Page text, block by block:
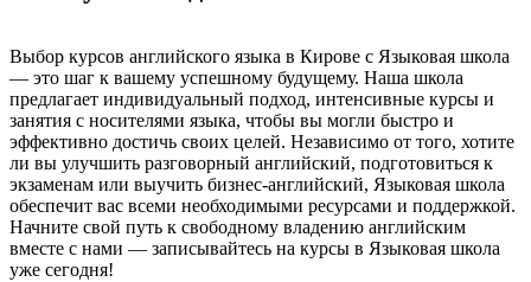
Выбор курсов английского языка в Кирове с Языковая школа
— это шаг к вашему успешному будущему. Наша школа
предлагает индивидуальный подход, интенсивные курсы и
занятия с носителями языка, чтобы вы могли быстро и
эффективно достичь своих целей. Независимо от того, хотите
ли вы улучшить разговорный английский, подготовиться к
экзаменам или выучить бизнес-английский, Языковая школа
обеспечит вас всеми необходимыми ресурсами и поддержкой.
Начните свой путь к свободному владению английским
вместе с нами — записывайтесь на курсы в Языковая школа
уже сегодня!